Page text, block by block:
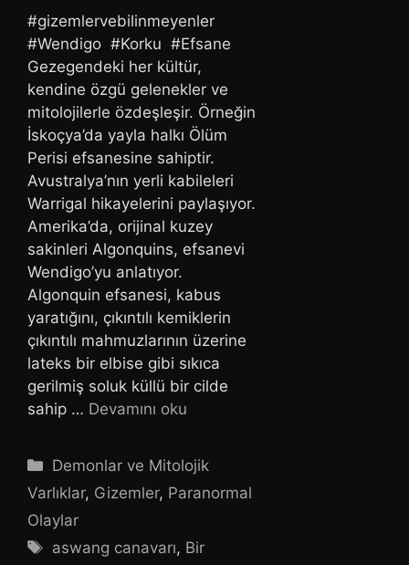
#gizemlervebilinmeyenler
#Wendigo #Korku #Efsane
Gezegendeki her kültür,
kendine özgü gelenekler ve
mitolojilerle özdeşleşir. Örneğin
İskoçya’da yayla halkı Ölüm
Perisi efsanesine sahiptir.
Avustralya’nın yerli kabileleri
Warrigal hikayelerini paylaşıyor.
Amerika’da, orijinal kuzey
sakinleri Algonquins, efsanevi
Wendigo’yu anlatıyor.
Algonquin efsanesi, kabus
yaratığını, çıkıntılı kemiklerin
çıkıntılı mahmuzlarının üzerine
lateks bir elbise gibi sıkıca
gerilmiş soluk küllü bir cilde
sahip … Devamını oku
Kategoriler
Demonlar ve Mitolojik
Varlıklar, Gizemler, Paranormal
Olaylar
Etiketler
aswang canavarı, Bir